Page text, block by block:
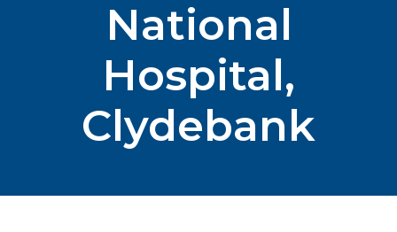
National
Hospital,
Clydebank